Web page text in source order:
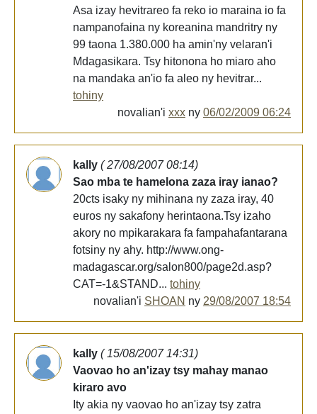
Asa izay hevitrareo fa reko io maraina io fa
nampanofaina ny koreanina mandritry ny
99 taona 1.380.000 ha amin'ny velaran'i
Mdagasikara. Tsy hitonona ho miaro aho
na mandaka an'io fa aleo ny hevitrar...
tohiny
novalian'i xxx ny 06/02/2009 06:24
kally ( 27/08/2007 08:14)
Sao mba te hamelona zaza iray ianao?
20cts isaky ny mihinana ny zaza iray, 40
euros ny sakafony herintaona.Tsy izaho
akory no mpikarakara fa fampahafantarana
fotsiny ny ahy. http://www.ong-
madagascar.org/salon800/page2d.asp?
CAT=-1&STAND... tohiny
novalian'i SHOAN ny 29/08/2007 18:54
kally ( 15/08/2007 14:31)
Vaovao ho an'izay tsy mahay manao
kiraro avo
Ity akia ny vaovao ho an'izay tsy zatra